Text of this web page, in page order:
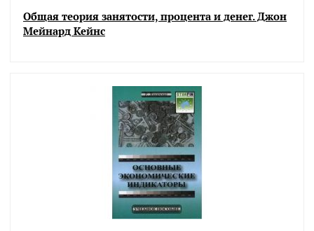
Общая теория занятости, процента и денег. Джон
Мейнард Кейнс